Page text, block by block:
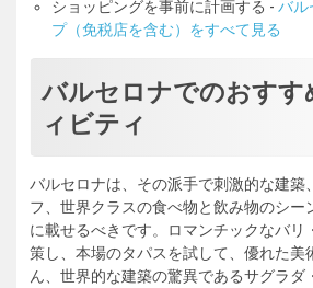
ショッピングを事前に計画する - バル
プ（免税店を含む）をすべて見る
バルセロナでのおすす
ィビティ
バルセロナは、その派手で刺激的な建築
フ、世界クラスの食べ物と飲み物のシー
に載せるべきです。ロマンチックなバリ
策し、本場のタパスを試して、優れた美
ん、世界的な建築の驚異であるサグラダ